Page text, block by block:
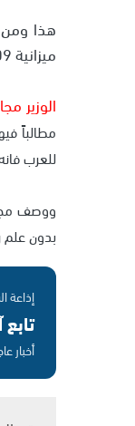
ميزانية 2009 المقترحة.
الوزير
مطالباً
للعرب
ووصف
بدون علم
أخبار